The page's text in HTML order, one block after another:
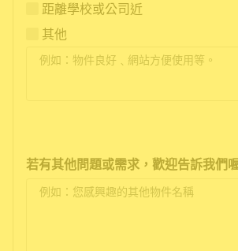
距離學校或公司近
其他
若有其他問題或需求，歡迎告訴我們